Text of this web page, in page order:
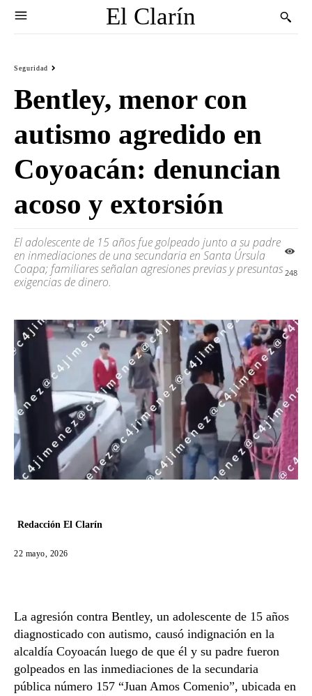
El Clarín
Seguridad
Bentley, menor con
autismo agredido en
Coyoacán: denuncian
acoso y extorsión
El adolescente de 15 años fue golpeado junto a su padre
en inmediaciones de una secundaria en Santa Úrsula
Coapa; familiares señalan agresiones previas y presuntas
exigencias de dinero.
248
Redacción El Clarín
22 mayo, 2026
La agresión contra Bentley, un adolescente de 15 años
diagnosticado con autismo, causó indignación en la
alcaldía Coyoacán luego de que él y su padre fueron
golpeados en las inmediaciones de la secundaria
pública número 157 “Juan Amos Comenio”, ubicada en